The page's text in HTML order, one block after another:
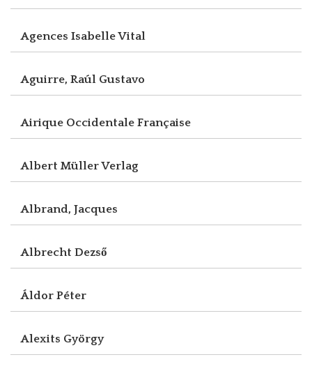
Agences Isabelle Vital
Aguirre, Raúl Gustavo
Airique Occidentale Française
Albert Müller Verlag
Albrand, Jacques
Albrecht Dezső
Áldor Péter
Alexits György